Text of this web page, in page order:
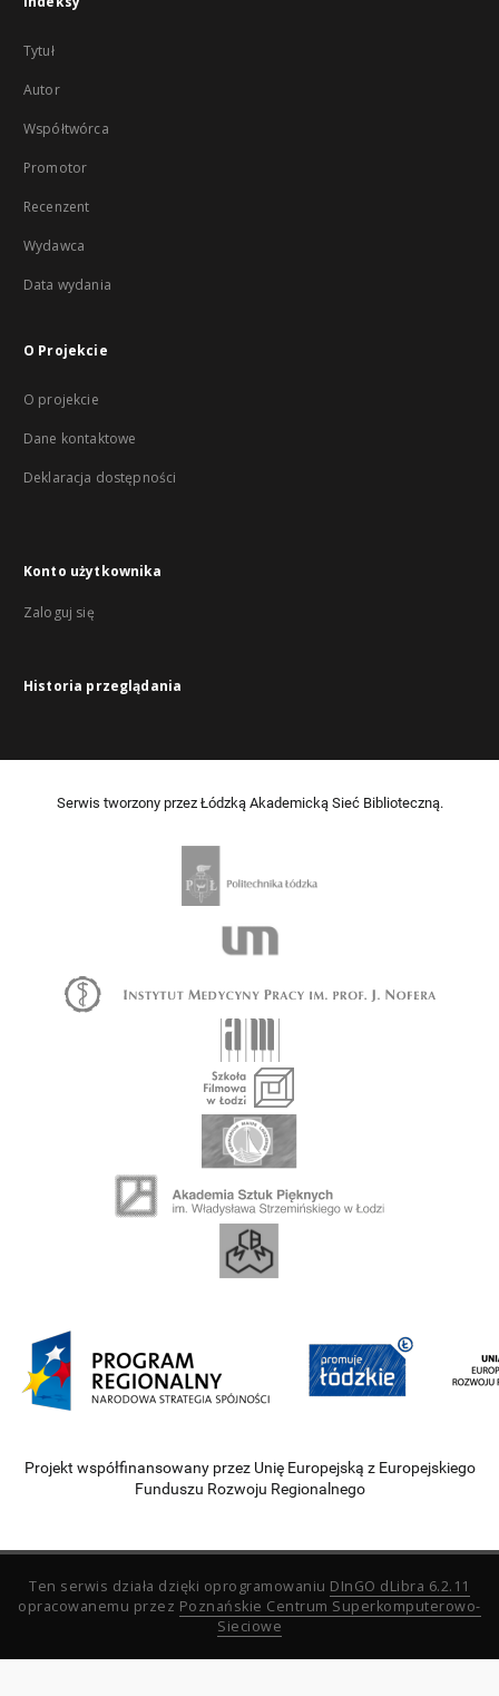
Tytuł
Autor
Współtwórca
Promotor
Recenzent
Wydawca
Data wydania
O Projekcie
O projekcie
Dane kontaktowe
Deklaracja dostępności
Konto użytkownika
Zaloguj się
Historia przeglądania
Serwis tworzony przez Łódzką Akademicką Sieć Biblioteczną.
Projekt współfinansowany przez Unię Europejską z Europejskiego
Funduszu Rozwoju Regionalnego
Ten serwis działa dzięki oprogramowaniu DInGO dLibra 6.2.11
opracowanemu przez Poznańskie Centrum Superkomputerowo-
Sieciowe